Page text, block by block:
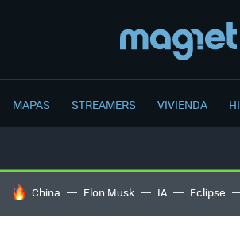
MAPAS STREAMERS VIVIENDA
HOY SE HABLA DE
China Elon Musk IA Eclipse